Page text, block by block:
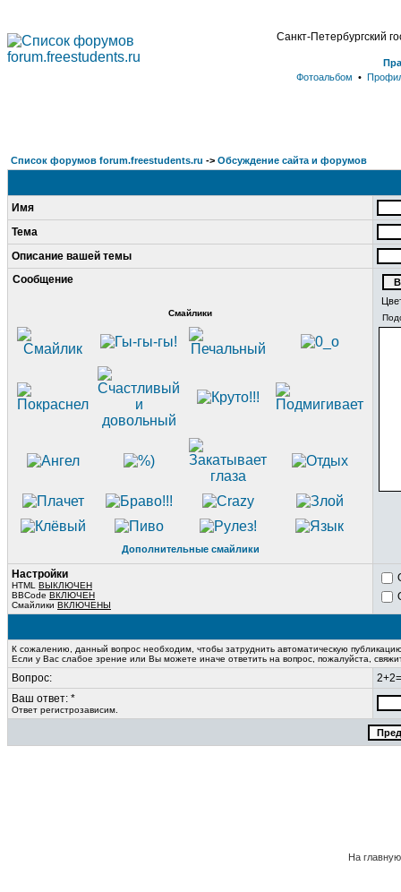
Санкт-Петербургский
Фотоальбом •
Список форумов forum.freestudents.ru -> Обсуждение сайта и форумов
Имя
Тема
Описание вашей темы
Сообщение
Смайлики
Дополнительные смайлики
Настройки
HTML ВЫКЛЮЧЕН
BBCode ВКЛЮЧЕН
Смайлики ВКЛЮЧЕНЫ
К сожалению, данный вопрос необходим, чтобы затруднить автоматическую
Если у Вас слабое зрение или Вы можете иначе ответить на вопрос, пожалуйста,
Вопрос:
Ваш ответ: *
Ответ регистрозависим.
На главную